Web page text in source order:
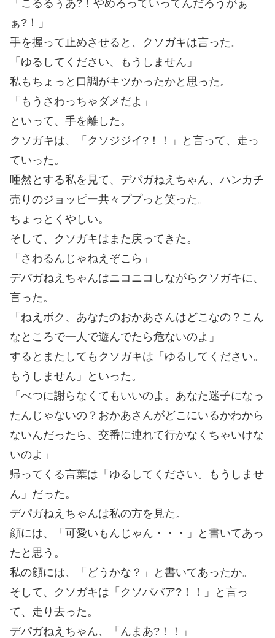
「こるるぅあ?！やめろっていってんだろうがぁ
ぁ?！」
手を握って止めさせると、クソガキは言った。
「ゆるしてください、もうしません」
私もちょっと口調がキツかったかと思った。
「もうさわっちゃダメだよ」
といって、手を離した。
クソガキは、「クソジジイ?！！」と言って、走っ
ていった。
唖然とする私を見て、デパガねえちゃん、ハンカチ
売りのジョッピー共々ププっと笑った。
ちょっとくやしい。
そして、クソガキはまた戻ってきた。
「さわるんじゃねえぞこら」
デパガねえちゃんはニコニコしながらクソガキに、
言った。
「ねえボク、あなたのおかあさんはどこなの？こん
なところで一人で遊んでたら危ないのよ」
するとまたしてもクソガキは「ゆるしてください。
もうしません」といった。
「べつに謝らなくてもいいのよ。あなた迷子になっ
たんじゃないの？おかあさんがどこにいるかわから
ないんだったら、交番に連れて行かなくちゃいけな
いのよ」
帰ってくる言葉は「ゆるしてください。もうしませ
ん」だった。
デパガねえちゃんは私の方を見た。
顔には、「可愛いもんじゃん・・・」と書いてあっ
たと思う。
私の顔には、「どうかな？」と書いてあったか。
そして、クソガキは「クソババア?！！」と言っ
て、走り去った。
デパガねえちゃん、「んまあ?！！」